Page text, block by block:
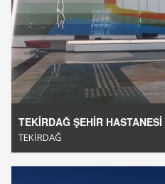
TEKİRDAĞ ŞEHİR HASTANESİ
TEKİRDAĞ